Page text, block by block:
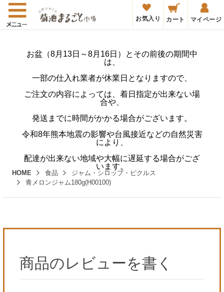
お気入り カート マイページ
お盆（8月13日～8月16日）とその前後の期間中
は、
一部の仕入れ業者が休業日となりますので、
ご注文の内容によっては、着日指定が出来ない場
合や、
発送までに時間がかかる場合がございます。
令和8年熊本地震の影響や台風接近などの自然災害
により、
配達が出来ない地域や大幅に遅延する場合がござ
います。
HOME 食品
ジャム・シロップ・ピクルス
青メロンジャム180g(H00100)
商品のレビューを書く